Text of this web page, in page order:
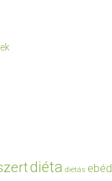
diéta diétás ebéd